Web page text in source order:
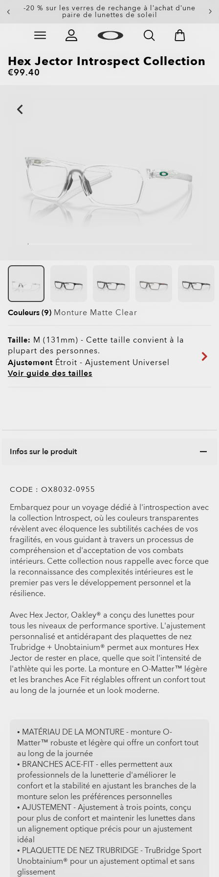
-20 % sur les verres de rechange à l’achat d’une
paire de lunettes de soleil
Slide 3 of 3. -20 % sur les verres de rechange à
Hex Jector Introspect Collection
€99.40
Couleurs (9) Monture Matte Clear
Taille: M (131mm) - Cette taille convient à la
plupart des personnes.
Ajustement Étroit - Ajustement Universel
Voir guide des tailles
Infos sur le produit
CODE : OX8032-0955
Embarquez pour un voyage dédié à l'introspection avec
la collection Introspect, où les couleurs transparentes
révèlent avec éloquence les subtilités cachées de vos
fragilités, en vous guidant à travers un processus de
compréhension et d'acceptation de vos combats
intérieurs. Cette collection nous rappelle avec force que
la reconnaissance des complexités intérieures est le
premier pas vers le développement personnel et la
résilience.
Avec Hex Jector, Oakley® a conçu des lunettes pour
tous les niveaux de performance sportive. L'ajustement
personnalisé et antidérapant des plaquettes de nez
Trubridge + Unobtainium® permet aux montures Hex
Jector de rester en place, quelle que soit l'intensité de
l'athlète qui les porte. La monture en O-Matter™ légère
et les branches Ace Fit réglables offrent un confort tout
au long de la journée et un look moderne.
• MATÉRIAU DE LA MONTURE - monture O-
Matter™ robuste et légère qui offre un confort tout
au long de la journée
• BRANCHES ACE-FIT - elles permettent aux
professionnels de la lunetterie d'améliorer le
confort et la stabilité en ajustant les branches de la
monture selon les préférences personnelles
• AJUSTEMENT - Ajustement à trois points, conçu
pour plus de confort et maintenir les lunettes dans
un alignement optique précis pour un ajustement
idéal
• PLAQUETTE DE NEZ TRUBRIDGE - TruBridge Sport
Unobtainium® pour un ajustement optimal et sans
glissement